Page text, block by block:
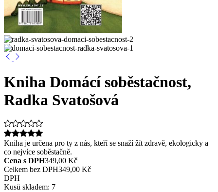
Kniha Domácí soběstačnost,
Radka Svatošová
Kniha je určena pro ty z nás, kteří se snaží žít zdravě, ekologicky a
co nejvíce soběstačně.
Cena s DPH349,00 Kč
Celkem bez DPH349,00 Kč
DPH
Kusů skladem: 7